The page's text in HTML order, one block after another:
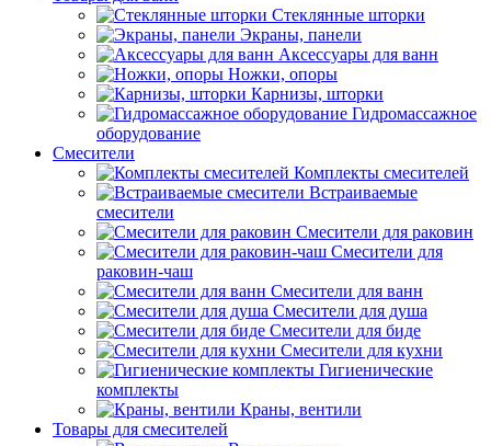
Стеклянные шторки
Экраны, панели
Аксессуары для ванн
Ножки, опоры
Карнизы, шторки
Гидромассажное
оборудование
Смесители
Комплекты смесителей
Встраиваемые
смесители
Смесители для раковин
Смесители для
раковин-чаш
Смесители для ванн
Смесители для душа
Смесители для биде
Смесители для кухни
Гигиенические
комплекты
Краны, вентили
Товары для смесителей